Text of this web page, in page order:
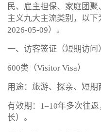
民、雇主担保、家庭团
主义九大主流类别，以
2026-05-09）。
一、访客签证（短期访问
600类（Visitor Visa）
用途：旅游、探亲、短期
有效期：1–10年多次往
长）。